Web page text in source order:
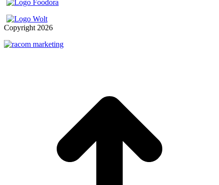
Copyright 2026